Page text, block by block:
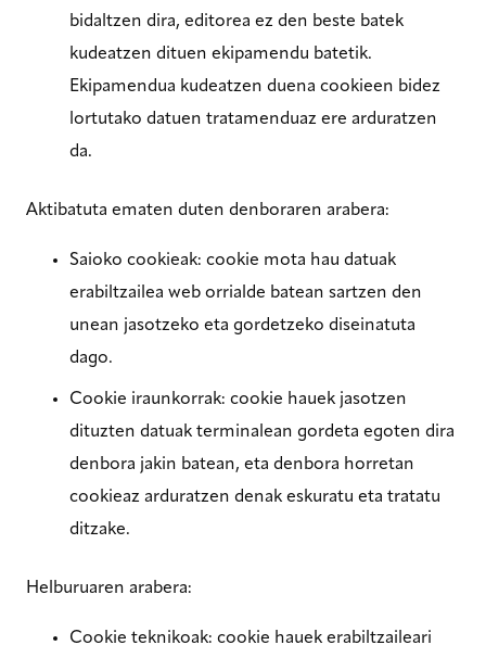
bidaltzen dira, editorea ez den beste batek
kudeatzen dituen ekipamendu batetik.
Ekipamendua kudeatzen duena cookieen bidez
lortutako datuen tratamenduaz ere arduratzen
da.
Aktibatuta ematen duten denboraren arabera:
Saioko cookieak: cookie mota hau datuak
erabiltzailea web orrialde batean sartzen den
unean jasotzeko eta gordetzeko diseinatuta
dago.
Cookie iraunkorrak: cookie hauek jasotzen
dituzten datuak terminalean gordeta egoten dira
denbora jakin batean, eta denbora horretan
cookieaz arduratzen denak eskuratu eta tratatu
ditzake.
Helburuaren arabera:
Cookie teknikoak: cookie hauek erabiltzaileari